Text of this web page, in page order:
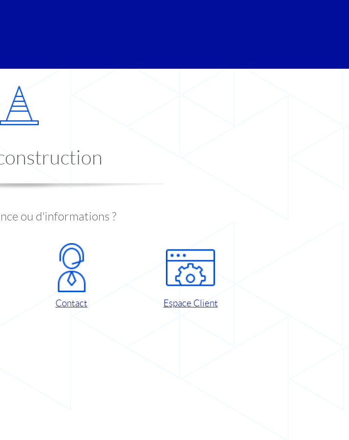
ou d'informations ?
Contact Espace Client